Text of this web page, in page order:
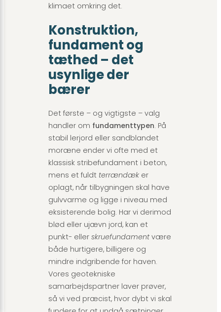
klimaet omkring det.
Konstruktion,
fundament og
tæthed – det
usynlige der
bærer
Det første – og vigtigste – valg
handler om fundamenttypen. På
stabil lerjord eller sandblandet
moræne ender vi ofte med et
klassisk stribefundament i beton,
mens et fuldt terrændæk er
oplagt, når tilbygningen skal have
gulvvarme og ligge i niveau med
eksisterende bolig. Har vi derimod
blød eller ujævn jord, kan et
punkt- eller skruefundamentvære
både hurtigere, billigere og
mindre indgribende for haven.
Vores geotekniske
samarbejdspartner laver prøver,
så vi ved præcist, hvor dybt vi skal